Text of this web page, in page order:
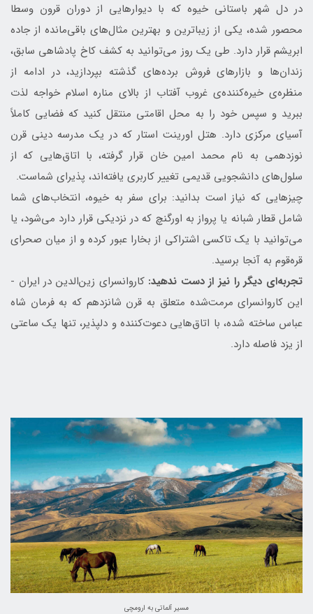
در دل شهر باستانی خیوه که با دیوارهایی از دوران قرون وسطا
محصور شده، یکی از زیباترین و بهترین مثال‌های باقی‌مانده از جاده
ابریشم قرار دارد. طی یک روز می‌توانید به کشف کاخ پادشاهی سابق،
زندان‌ها و بازارهای فروش برده‌های گذشته بپردازید، در ادامه از
منظره‌ی خیره‌کننده‌ی غروب آفتاب از بالای مناره اسلام خواجه لذت
ببرید و سپس خود را به محل اقامتی منتقل کنید که فضایی کاملاً
آسیای مرکزی دارد. هتل اورینت استار که در یک مدرسه دینی قرن
نوزدهمی به نام محمد امین خان قرار گرفته، با اتاق‌هایی که از
سلول‌های دانشجویی قدیمی تغییر کاربری یافته‌اند، پذیرای شماست.
چیزهایی که نیاز است بدانید: برای سفر به خیوه، انتخاب‌های شما
شامل قطار شبانه یا پرواز به اورگنچ که در نزدیکی قرار دارد می‌شود، یا
می‌توانید با یک تاکسی اشتراکی از بخارا عبور کرده و از میان صحرای
قره‌قوم به آنجا برسید.
تجربه‌ای دیگر را نیز از دست ندهید: کاروانسرای زین‌الدین در ایران -
این کاروانسرای مرمت‌شده متعلق به قرن شانزدهم که به فرمان شاه
عباس ساخته شده، با اتاق‌هایی دعوت‌کننده و دلپذیر، تنها یک ساعتی
از یزد فاصله دارد.
مسیر آلماتی به ارومچی